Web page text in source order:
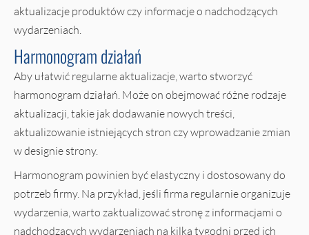
aktualizacje produktów czy informacje o nadchodzących
wydarzeniach.
Harmonogram działań
Aby ułatwić regularne aktualizacje, warto stworzyć
harmonogram działań. Może on obejmować różne rodzaje
aktualizacji, takie jak dodawanie nowych treści,
aktualizowanie istniejących stron czy wprowadzanie zmian
w designie strony.
Harmonogram powinien być elastyczny i dostosowany do
potrzeb firmy. Na przykład, jeśli firma regularnie organizuje
wydarzenia, warto zaktualizować stronę z informacjami o
nadchodzących wydarzeniach na kilka tygodni przed ich